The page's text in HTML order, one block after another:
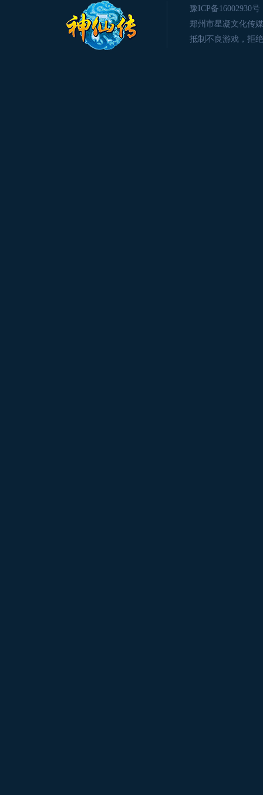
豫ICP备16002930号
郑州市星凝文化传
抵制不良游戏，拒